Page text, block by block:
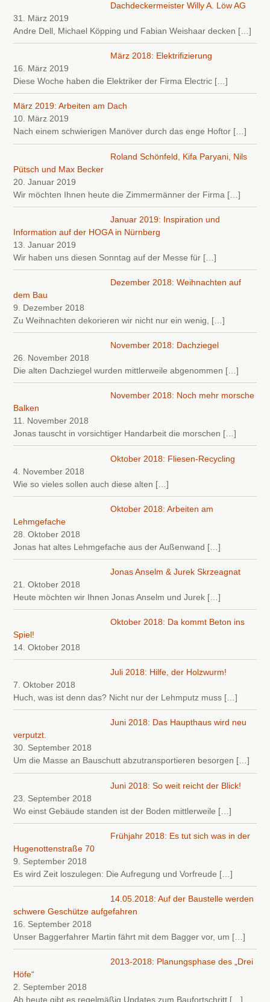
Dachdeckermeister Willy A. Löw AG
31. März 2019
Andre Dell, Michael Köpping und Fabian Weishaar decken […]
März 2018: Elektrifizierung
16. März 2019
Diese Woche haben die Elektriker der Firma Electric […]
März 2019: Arbeiten am Dach
10. März 2019
Nach einem schwierigen Manöver durch das enge Hoftor […]
Roland Schönfeld, Kifa Paryani, Nils
Pütsch und Max Becker
20. Januar 2019
Wir möchten Ihnen heute die Zimmermänner der Firma […]
Januar 2019: Inspiration und
Information auf der HOGA in Nürnberg
13. Januar 2019
Wir haben uns diesen Sonntag auf der Messe für […]
Dezember 2018: Weihnachten auf
dem Bau
9. Dezember 2018
Zu Weihnachten dekorieren wir nicht nur ein wenig, […]
November 2018: Dachziegel
26. November 2018
Die alten Dachziegel wurden mittlerweile abgenommen […]
November 2018: Noch mehr morsche
Balken
11. November 2018
Jonas tauscht in vorsichtiger Handarbeit die morschen […]
Oktober 2018: Fliesen-Recycling
4. November 2018
Wie so vieles sollen auch diese alten […]
Oktober 2018: Arbeiten am
Lehmgefache
28. Oktober 2018
Jonas hat altes Lehmgefache aus der Außenwand […]
Jonas Anselm & Jurek Skrzeagnat
21. Oktober 2018
Heute möchten wir Ihnen Jonas Anselm und Jurek […]
Oktober 2018: Da kommt Beton ins
Spiel!
14. Oktober 2018
Juli 2018: Hilfe, der Holzwurm!
7. Oktober 2018
Huch, was ist denn das? Nicht nur der Lehmputz muss […]
Juni 2018: Das Haupthaus wird neu
verputzt.
30. September 2018
Um die Masse an Bauschutt abzutransportieren besorgen […]
Juni 2018: So weit reicht der Blick!
23. September 2018
Wo einst Gebäude standen ist der Boden mittlerweile […]
Frühjahr 2018: Es tut sich was in der
Hugenottenstraße 70
9. September 2018
Es wird Zeit loszulegen: Die Aufregung und Vorfreude […]
14.05.2018: Auf der Baustelle werden
schwere Geschütze aufgefahren
16. September 2018
Unser Baggerfahrer Martin fährt mit dem Bagger vor, um […]
2013-2018: Planungsphase des „Drei
Höfe“
2. September 2018
Ab heute gibt es regelmäßig Updates zum Baufortschritt […]